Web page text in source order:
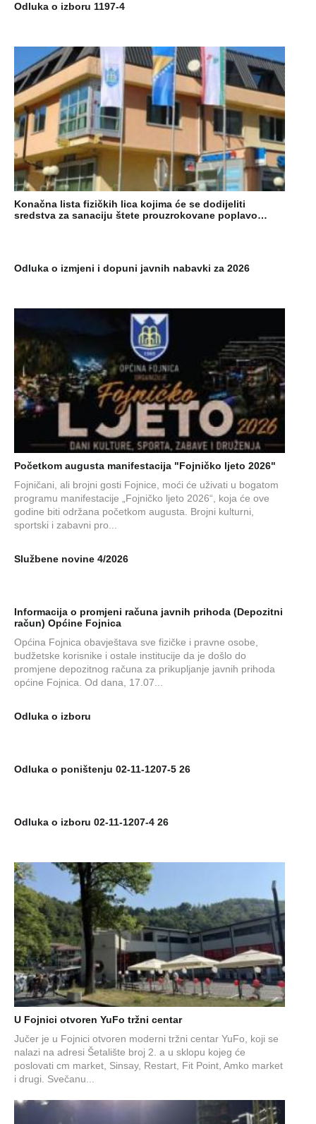
Odluka o izboru 1197-4
Konačna lista fizičkih lica kojima će se dodijeliti
sredstva za sanaciju štete prouzrokovane poplavo…
Odluka o izmjeni i dopuni javnih nabavki za 2026
Početkom augusta manifestacija "Fojničko ljeto 2026"
Fojničani, ali brojni gosti Fojnice, moći će uživati u bogatom
programu manifestacije „Fojničko ljeto 2026“, koja će ove
godine biti održana početkom augusta. Brojni kulturni,
sportski i zabavni pro...
Službene novine 4/2026
Informacija o promjeni računa javnih prihoda (Depozitni
račun) Općine Fojnica
Općina Fojnica obavještava sve fizičke i pravne osobe,
budžetske korisnike i ostale institucije da je došlo do
promjene depozitnog računa za prikupljanje javnih prihoda
općine Fojnica. Od dana, 17.07...
Odluka o izboru
Odluka o poništenju 02-11-1207-5 26
Odluka o izboru 02-11-1207-4 26
U Fojnici otvoren YuFo tržni centar
Jučer je u Fojnici otvoren moderni tržni centar YuFo, koji se
nalazi na adresi Šetalište broj 2. a u sklopu kojeg će
poslovati cm market, Sinsay, Restart, Fit Point, Amko market
i drugi. Svečanu...